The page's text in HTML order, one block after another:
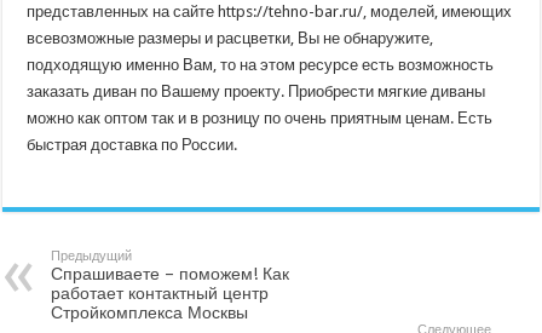
представленных на сайте https://tehno-bar.ru/, моделей, имеющих
всевозможные размеры и расцветки, Вы не обнаружите,
подходящую именно Вам, то на этом ресурсе есть возможность
заказать диван по Вашему проекту. Приобрести мягкие диваны
можно как оптом так и в розницу по очень приятным ценам. Есть
быстрая доставка по России.
Предыдущий
Спрашиваете – поможем! Как
работает контактный центр
Стройкомплекса Москвы
Следующее